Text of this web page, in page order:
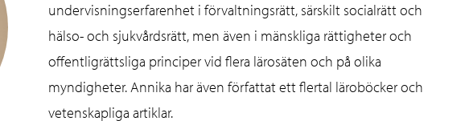
undervisningserfarenhet i förvaltningsrätt, särskilt socialrätt och
hälso- och sjukvårdsrätt, men även i mänskliga rättigheter och
offentligrättsliga principer vid flera lärosäten och på olika
myndigheter. Annika har även författat ett flertal läroböcker och
vetenskapliga artiklar.